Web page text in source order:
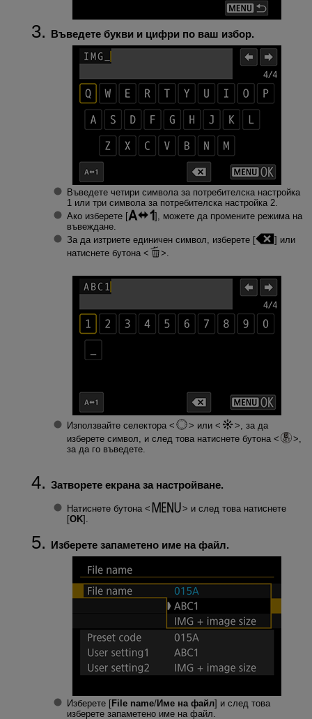
Въведете букви и цифри по ваш избор.
Въведете четири символа за потребителска настройка
1 или три символа за потребителска настройка 2.
Ако изберете [
], можете да промените режима на
въвеждане.
За да изтриете единичен символ, изберете [
] или
натиснете бутона
Използвайте селектора или
, за да
изберете символ, и след това натиснете бутона
,
за да го въведете.
Затворете екрана за настройване.
Натиснете бутона
и след това натиснете
[OK].
Изберете запаметено име на файл.
Изберете [File name/Име на файл] и след това
изберете запаметено име на файл.